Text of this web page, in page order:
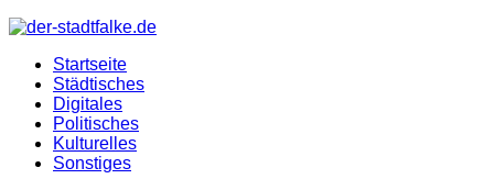
Startseite
Städtisches
Digitales
Politisches
Kulturelles
Sonstiges